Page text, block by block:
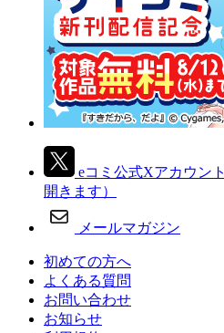
eコミ公式Xアカウント
開きます）
メールマガジン
初めての方へ
よくある質問
お問い合わせ
お知らせ